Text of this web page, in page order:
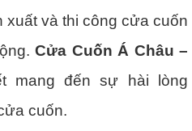
xuất và thi công cửa cuốn
Cửa Cuốn Á Châu –
mang đến sự hài lòng
cuốn.